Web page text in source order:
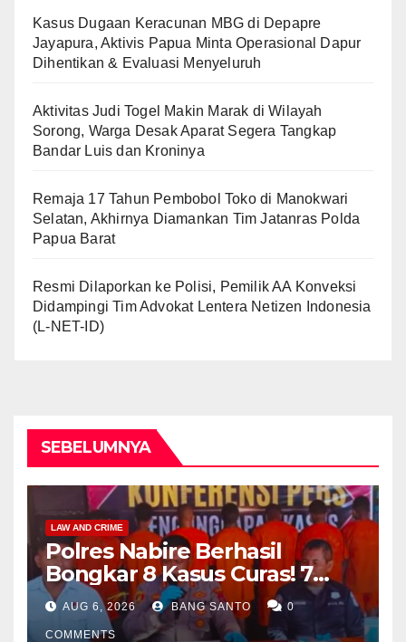
Kasus Dugaan Keracunan MBG di Depapre
Jayapura, Aktivis Papua Minta Operasional Dapur
Dihentikan & Evaluasi Menyeluruh
Aktivitas Judi Togel Makin Marak di Wilayah
Sorong, Warga Desak Aparat Segera Tangkap
Bandar Luis dan Kroninya
Remaja 17 Tahun Pembobol Toko di Manokwari
Selatan, Akhirnya Diamankan Tim Jatanras Polda
Papua Barat
Resmi Dilaporkan ke Polisi, Pemilik AA Konveksi
Didampingi Tim Advokat Lentera Netizen Indonesia
(L-NET-ID)
SEBELUMNYA
LAW AND CRIME
Polres Nabire Berhasil
Bongkar 8 Kasus Curas! 7
Pelaku Ditangkap, 62 Motor
Kembali Diamankan
AUG 6, 2026 BANG SANTO 0
COMMENTS